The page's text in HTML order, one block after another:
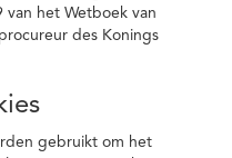
van het Wetboek van
des Konings
gebruikt om het